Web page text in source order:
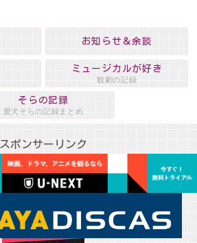
お知らせ＆余談
ミュージカルが好き
観劇の記録
そらの記録
愛犬そらの記録まとめ
スポンサーリンク